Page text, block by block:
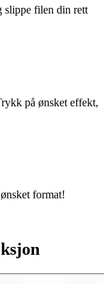
slippe filen din rett
på ønsket effekt,
format!